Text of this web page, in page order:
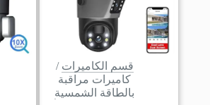
قسم الكاميرات /
كاميرات مراقبة
بالطاقة الشمسية